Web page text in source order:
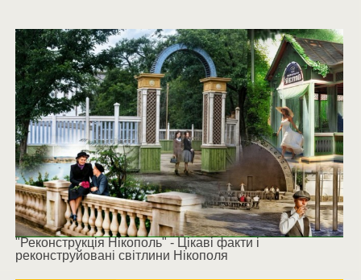
"Реконструкція Нікополь" - Цікаві факти і
реконструйовані світлини Нікополя